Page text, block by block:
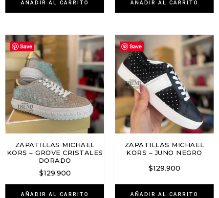
AÑADIR AL CARRITO AÑADIR AL CARRITO
Save
ZAPATILLAS MICHAEL
KORS – GROVE CRISTALES
DORADO
$129.900
AÑADIR AL CARRITO
Save
ZAPATILLAS MICHAEL
KORS – JUNO NEGRO
$129.900
AÑADIR AL CARRITO